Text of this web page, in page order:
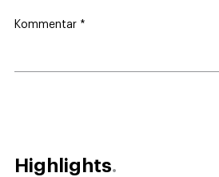
Kommentar *
Highlights